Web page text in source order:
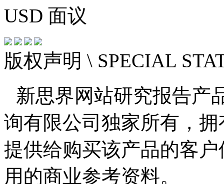
USD 面议
版权声明 \ SPECIAL
新思界网站研究报告产
询有限公司独家所有，
提供给购买该产品的客
用的商业参考资料。